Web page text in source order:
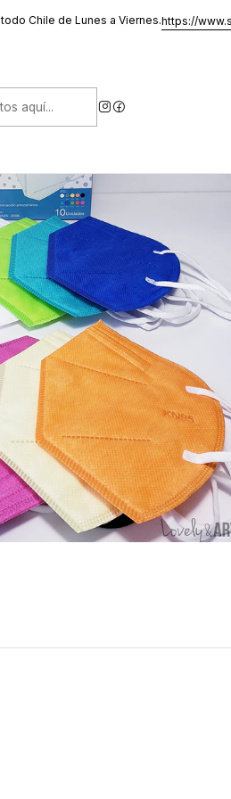
Chile de Lunes a Viernes.https://
Mascarillas Mascarillas KN95 Colores